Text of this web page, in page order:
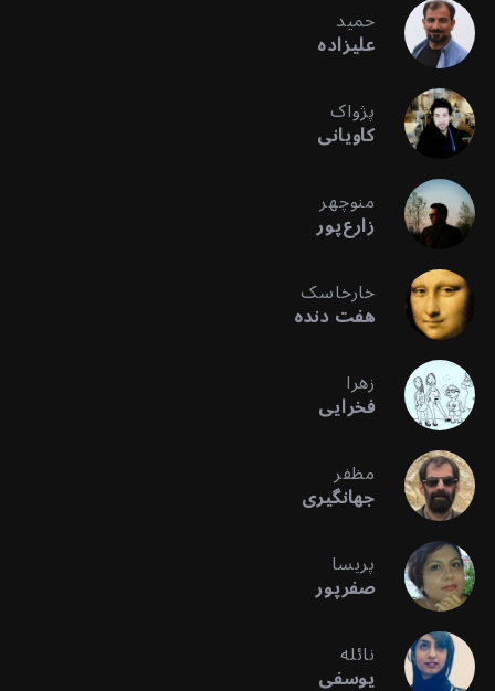
حمید
علیزاده
پژواک
کاویانی
منوچهر
زارع‌پور
خارخاسک
هفت دنده
زهرا
فخرایی
مظفر
جهانگیری
پریسا
صفرپور
نائله
یوسفی